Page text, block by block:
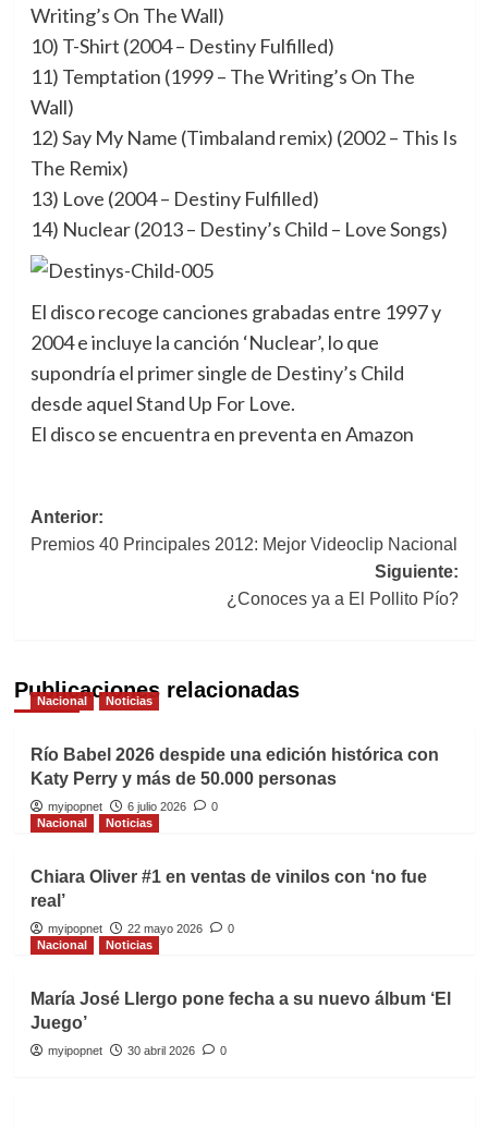
Writing’s On The Wall)
10) T­-Shirt (2004 – Destiny Fulfilled)
11) Temptation (1999 – The Writing’s On The
Wall)
12) Say My Name (Timbaland remix) (2002 – This Is
The Remix)
13) Love (2004 – Destiny Fulfilled)
14) Nuclear (2013 – Destiny’s Child – Love Songs)
El disco recoge canciones grabadas entre 1997 y
2004 e incluye la canción ‘Nuclear’, lo que
supondría el primer single de Destiny’s Child
desde aquel Stand Up For Love.
El disco se encuentra en preventa en Amazon
Navegación
de
Anterior:
Premios 40 Principales 2012: Mejor Videoclip Nacional
Siguiente:
¿Conoces ya a El Pollito Pío?
Publicaciones relacionadas
Nacional Noticias
Río Babel 2026 despide una edición histórica con
Katy Perry y más de 50.000 personas
myipopnet 6 julio 2026
0
Nacional
Noticias
Chiara Oliver #1 en ventas de vinilos con ‘no fue
real’
myipopnet 22 mayo 2026
0
Nacional
Noticias
María José Llergo pone fecha a su nuevo álbum ‘El
Juego’
myipopnet 30 abril 2026 0